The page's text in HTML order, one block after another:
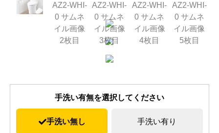
手洗い有無を選択してください
手洗い無し 手洗い有り